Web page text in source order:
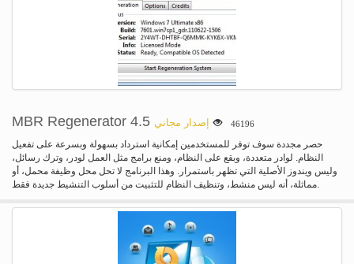
MBR Regenerator 4.5 إصدار مجاني 46196
حصر مجددة سوف توفر للمستخدمين إمكانية استرداد بسهولة وبسرعة على تفعيل
النظام. لوادر متعددة، وبقع على النظام، ومنع برامج مثل العمل لودر، وترك رسائل،
وليس ويندوز الأصلية التي تظهر باستمرار. وهذا البرنامج لا تحل محل وظيفة محمل، أو
مماثلة، أنه ليس منشط، وتنظيف النظام للتثبيت من أسلوب التنشيط جديدة فقط.